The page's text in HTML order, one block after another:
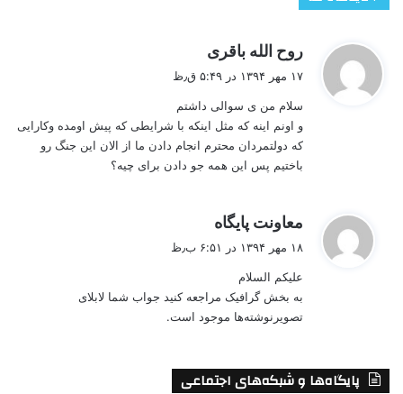
روح الله باقری
:
۱۷ مهر ۱۳۹۴ در ۵:۴۹ ق٫ظ
سلام من ی سوالی داشتم
و اونم اینه که مثل اینکه با شرایطی که پیش اومده وکارایی
که دولتمردان محترم انجام دادن ما از الان این جنگ رو
باختیم پس این همه جو دادن برای چیه؟
معاونت پایگاه
۱۸ مهر ۱۳۹۴ در ۶:۵۱ ب٫ظ
علیکم السلام
به بخش گرافیک مراجعه کنید جواب شما لابلای
تصویرنوشته‌ها موجود است.
پایگاه‌ها و شبکه‌های اجتماعی